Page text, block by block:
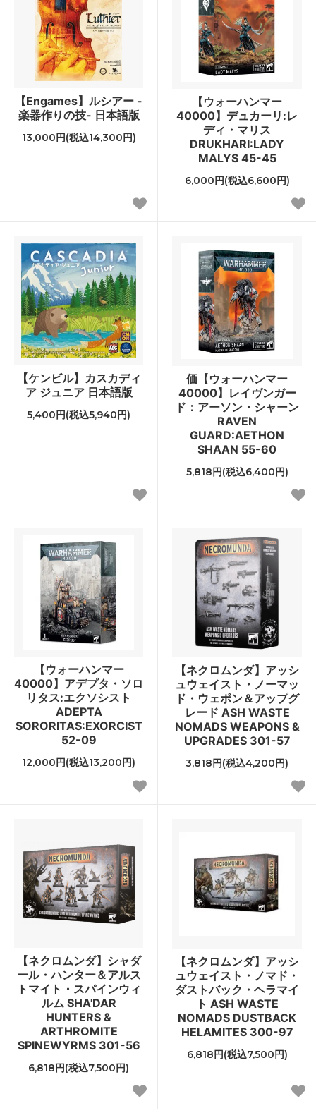
【Engames】ルシアー -
楽器作りの技- 日本語版
13,000円(税込14,300円)
【ウォーハンマー
40000】デュカーリ:レ
ディ・マリス
DRUKHARI:LADY
MALYS 45-45
6,000円(税込6,600円)
【ケンビル】カスカディ
ア ジュニア 日本語版
5,400円(税込5,940円)
価【ウォーハンマー
40000】レイヴンガー
ド：アーソン・シャーン
RAVEN
GUARD:AETHON
SHAAN 55-60
5,818円(税込6,400円)
【ウォーハンマー
40000】アデプタ・ソロ
リタス:エクソシスト
ADEPTA
SORORITAS:EXORCIST
52-09
12,000円(税込13,200円)
【ネクロムンダ】アッシ
ュウェイスト・ノーマッ
ド・ウェポン＆アップグ
レード ASH WASTE
NOMADS WEAPONS &
UPGRADES 301-57
3,818円(税込4,200円)
【ネクロムンダ】シャダ
ール・ハンター＆アルス
トマイト・スパインウィ
ルム SHA'DAR
HUNTERS &
ARTHROMITE
SPINEWYRMS 301-56
6,818円(税込7,500円)
【ネクロムンダ】アッシ
ュウェイスト・ノマド・
ダストバック・ヘラマイ
ト ASH WASTE
NOMADS DUSTBACK
HELAMITES 300-97
6,818円(税込7,500円)